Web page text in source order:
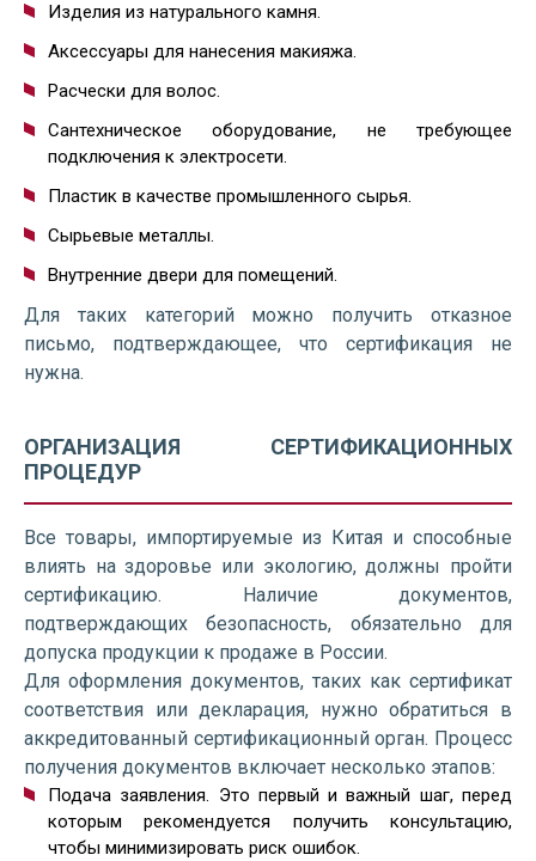
Изделия из натурального камня.
Аксессуары для нанесения макияжа.
Расчески для волос.
Сантехническое оборудование, не требующее
подключения к электросети.
Пластик в качестве промышленного сырья.
Сырьевые металлы.
Внутренние двери для помещений.
Для таких категорий можно получить отказное
письмо, подтверждающее, что сертификация не
нужна.
ОРГАНИЗАЦИЯ СЕРТИФИКАЦИОННЫХ
ПРОЦЕДУР
Все товары, импортируемые из Китая и способные
влиять на здоровье или экологию, должны пройти
сертификацию. Наличие документов,
подтверждающих безопасность, обязательно для
допуска продукции к продаже в России.
Для оформления документов, таких как сертификат
соответствия или декларация, нужно обратиться в
аккредитованный сертификационный орган. Процесс
получения документов включает несколько этапов:
Подача заявления. Это первый и важный шаг, перед
которым рекомендуется получить консультацию,
чтобы минимизировать риск ошибок.